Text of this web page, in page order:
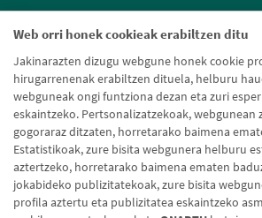
Web orri honek cookieak erabiltzen ditu
Jakinarazten dizugu webgune honek cookie
hirugarrenenak erabiltzen dituela, helburu
webguneak ongi funtziona dezan eta zuri
eskaintzeko. Pertsonalizatzekoak, webgunean
gogoraraz ditzaten, horretarako baimena
Estatistikoak, zure bisita webgunera helburu
aztertzeko, horretarako baimena ematen
jokabideko publizitatekoak, zure bisita
profila aztertu eta publizitatea eskaintzeko